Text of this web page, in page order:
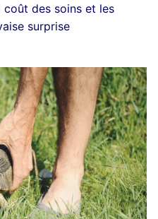
coût des soins et les
surprise